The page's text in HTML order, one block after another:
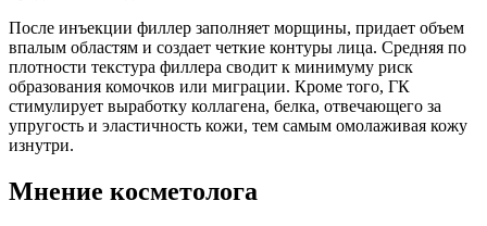
После инъекции филлер заполняет морщины, придает объем
впалым областям и создает четкие контуры лица. Средняя по
плотности текстура филлера сводит к минимуму риск
образования комочков или миграции. Кроме того, ГК
стимулирует выработку коллагена, белка, отвечающего за
упругость и эластичность кожи, тем самым омолаживая кожу
изнутри.
Мнение косметолога